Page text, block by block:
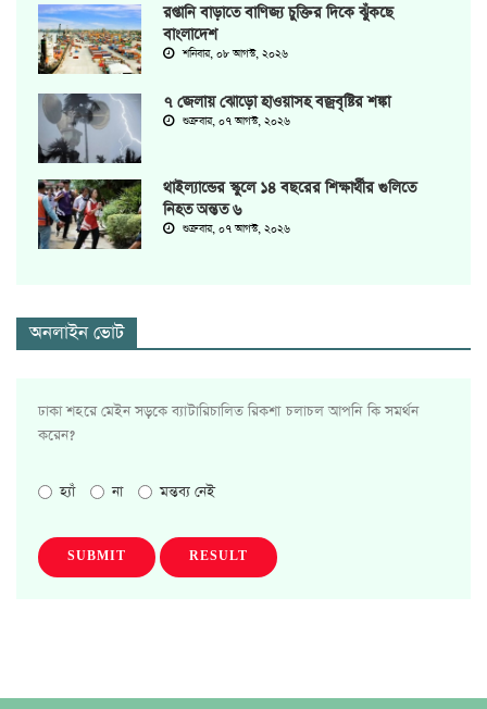
রপ্তানি বাড়াতে বাণিজ্য চুক্তির দিকে ঝুঁকছে
বাংলাদেশ
শনিবার, ০৮ আগস্ট, ২০২৬
৭ জেলায় ঝোড়ো হাওয়াসহ বজ্রবৃষ্টির শঙ্কা
শুক্রবার, ০৭ আগস্ট, ২০২৬
থাইল্যান্ডের স্কুলে ১৪ বছরের শিক্ষার্থীর গুলিতে
নিহত অন্তত ৬
শুক্রবার, ০৭ আগস্ট, ২০২৬
অনলাইন ভোট
ঢাকা শহরে মেইন সড়কে ব্যাটারিচালিত রিকশা চলাচল আপনি কি সমর্থন
করেন?
হ্যাঁ না মন্তব্য নেই
SUBMIT RESULT